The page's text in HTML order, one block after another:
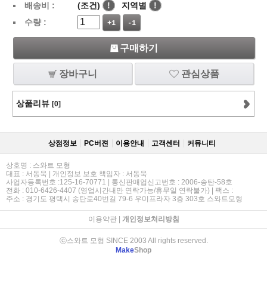
배송비 :
(조건) ! 지역별
!
수량 :
+1 -1
구매하기
장바구니 관심상품
상품리뷰 [0]
상점정보 PC버젼 이용안내 고객센터 커뮤니티
상호명 : 스와트 모형
대표 : 서동욱 | 개인정보 보호 책임자 : 서동욱
사업자등록번호 :125-16-70771 | 통신판매업신고번호 : 2006-송탄-58호
전화 : 010-6426-4407 (영업시간내만 연락가능/휴무일 연락불가) | 팩스 :
주소 : 경기도 평택시 송탄로40번길 79-6 우미프라자 3층 303호 스와트모형
이용약관| 개인정보처리방침
ⓒ스와트 모형 SINCE 2003 All rights reserved.
MakeShop